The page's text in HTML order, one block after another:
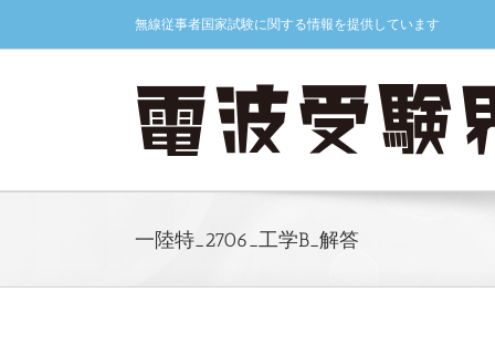
content
無線従事者国家試験に関する情報を提供しています
一陸特_2706_工学B_解答